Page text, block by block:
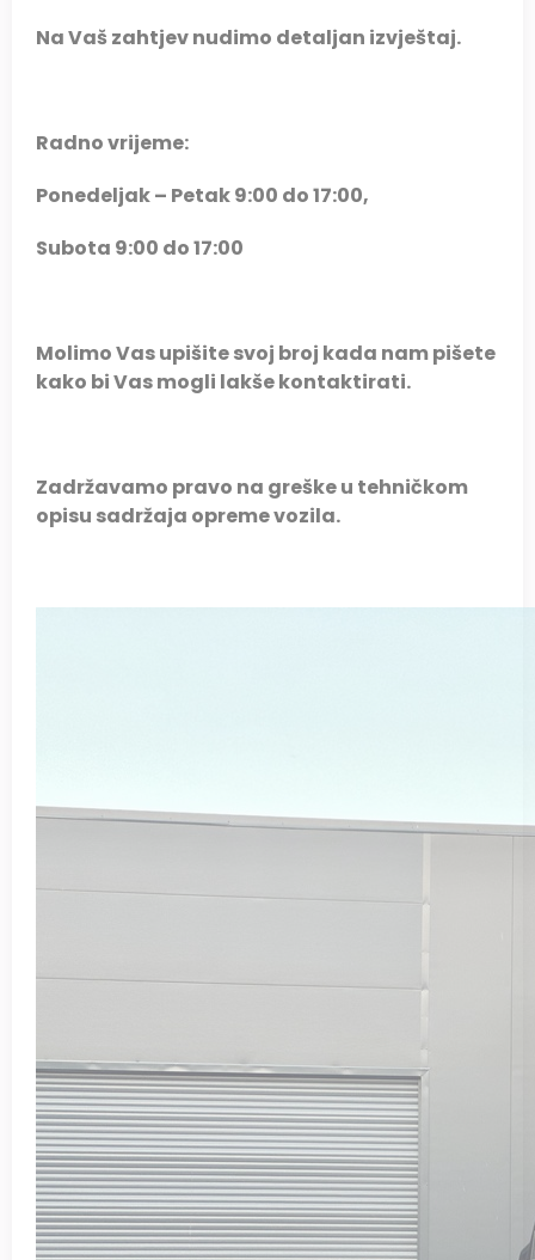
Na Vaš zahtjev nudimo detaljan izvještaj.
Radno vrijeme:
Ponedeljak – Petak 9:00 do 17:00,
Subota 9:00 do 17:00
Molimo Vas upišite svoj broj kada nam pišete
kako bi Vas mogli lakše kontaktirati.
Zadržavamo pravo na greške u tehničkom
opisu sadržaja opreme vozila.